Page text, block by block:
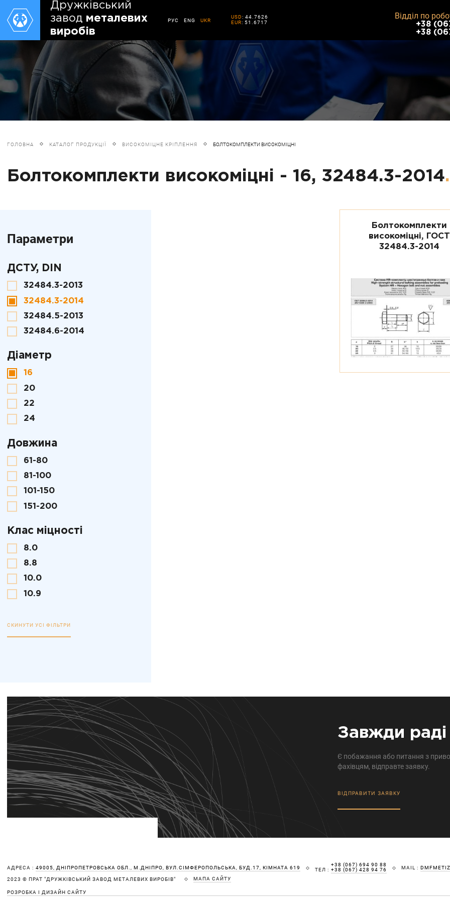
Дружківський
завод металевих
виробів
РУС ENG UKR
USD: 44.7626
EUR: 51.6717
Відділ по
+38
+38
ГОЛОВНА КАТАЛОГ ПРОДУКЦІЇ ВИСОКОМІЦНЕ КРІПЛЕННЯ БОЛТОКОМПЛЕКТИ ВИСОКОМІЦНІ
Болтокомплекти високоміцні - 16, 32484.3-2014.
Параметри
ДСТУ, DIN
32484.3-2013
32484.3-2014
32484.5-2013
32484.6-2014
Діаметр
16
20
22
24
Довжина
61-80
81-100
101-150
151-200
Клас міцності
8.0
8.8
10.0
10.9
СКИНУТИ УСІ ФІЛЬТРИ
Болтокомплекти
високоміцні, ГОСТ
32484.3-2014
Завжди раді
Є побажання або питання з
фахівцям, відправте заявку.
ВІДПРАВИТИ ЗАЯВКУ
АДРЕСА : 49005, ДНІПРОПЕТРОВСЬКА ОБЛ., М.ДНІПРО, ВУЛ.СІМФЕРОПОЛЬСЬКА, БУД.17, КІМНАТА 619 ТЕЛ :
+38 (067) 694 90 88
+38 (067) 428 94 76
MAIL :
2023 © ПРАТ "ДРУЖКІВСЬКИЙ ЗАВОД МЕТАЛЕВИХ ВИРОБІВ" МАПА САЙТУ
РОЗРОБКА І ДИЗАЙН САЙТУ